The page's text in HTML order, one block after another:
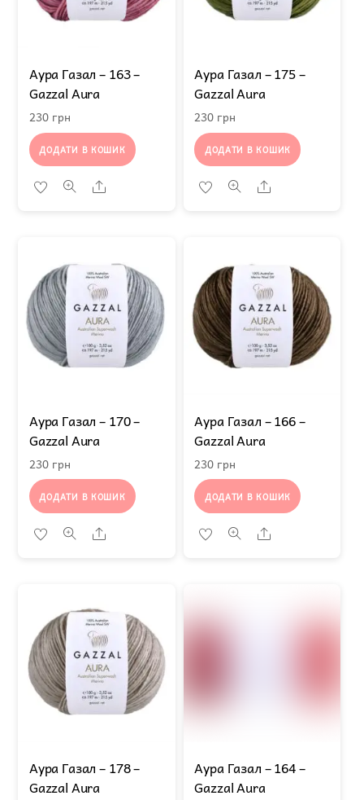
Аура Газал – 163 –
Gazzal Aura
230 грн
ДОДАТИ В КОШИК
Share
Аура Газал – 175 –
Gazzal Aura
230 грн
ДОДАТИ В КОШИК
Share
Аура Газал – 170 –
Gazzal Aura
230 грн
ДОДАТИ В КОШИК
Share
Аура Газал – 166 –
Gazzal Aura
230 грн
ДОДАТИ В КОШИК
Share
Аура Газал – 178 –
Gazzal Aura
Аура Газал – 164 –
Gazzal Aura